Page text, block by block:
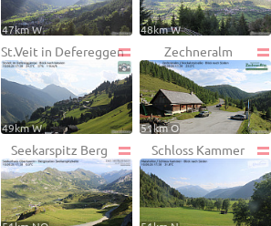
47km W 48km W
St.Veit in Defereggen
49km W
Zechneralm
51km O
Seekarspitz Berg Schloss Kammer